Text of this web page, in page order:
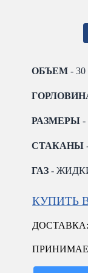
ОБЪЕМ -
РАЗМЕРЫ -
СТАКАНЫ
ГАЗ -
КУПИТЬ